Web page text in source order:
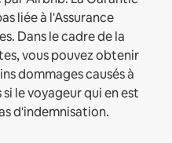
liée à l'Assurance
Dans le cadre de la
vous pouvez obtenir
dommages causés à
le voyageur qui en est
d'indemnisation.